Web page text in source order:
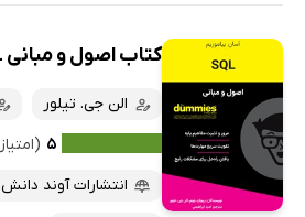
کتاب اصول و مبانی SQL
الن جی. تیلور
۵ (امتیاز ۱ نفر)
انتشارات آوند دانش